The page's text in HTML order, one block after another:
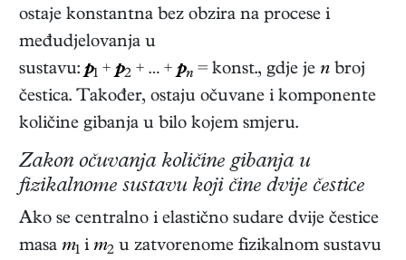
ostaje konstantna bez obzira na procese i
međudjelovanja u
sustavu:p1 +p2 + … +pn = konst., gdje je n broj
čestica. Također, ostaju očuvane i komponente
količine gibanja u bilo kojem smjeru.
Zakon očuvanja količine gibanja u
fizikalnome sustavu koji čine dvije čestice
Ako se centralno i elastično sudare dvije čestice
masa m1 i m2 u zatvorenome fizikalnom sustavu